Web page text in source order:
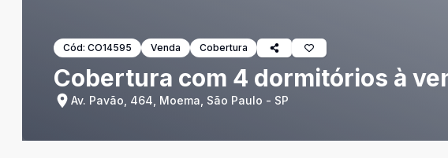
Cód: CO14595 Venda Cobertura
Cobertura com 4 dormitórios à
Av. Pavão, 464, Moema, São Paulo - SP